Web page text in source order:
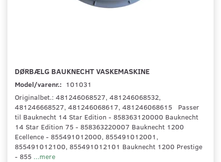
DØRBÆLG BAUKNECHT VASKEMASKINE
Model/varenr.: 101031
Originalbet.: 481246068527, 481246068532,
481246668527, 481246068617, 481246068615 Passer
til Bauknecht 14 Star Edition - 858363120000 Bauknecht
14 Star Edition 75 - 858363220007 Bauknecht 1200
Ecellence - 855491012000, 855491012001,
855491012100, 855491012101 Bauknecht 1200 Prestige
- 855 ...mere